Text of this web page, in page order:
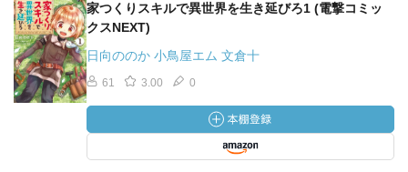
家つくりスキルで異世界を生き延びろ1 (電撃コミッ
クスNEXT)
日向ののか 小鳥屋エム 文倉十
61 3.00 0